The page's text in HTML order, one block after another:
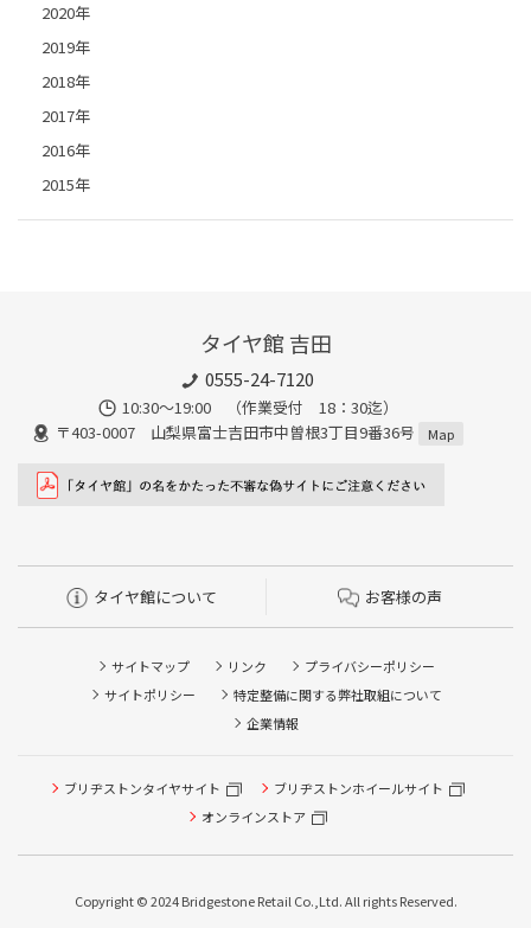
2020年
2019年
2018年
2017年
2016年
2015年
タイヤ館 吉田
0555-24-7120
10:30～19:00 （作業受付 18：30迄）
〒403-0007 山梨県富士吉田市中曽根3丁目9番36号
Map
タイヤ館について お客様の声
サイトマップ リンク
プライバシーポリシー
サイトポリシー
特定整備に関する弊社取組について
企業情報
ブリヂストンタイヤサイト
ブリヂストンホイールサイト
オンラインストア
Copyright © 2024 Bridgestone Retail Co.,Ltd. All rights Reserved.
タイヤ点検・安全点検/タイヤ履き替え/オイル交換/その他
ピット作業の予約
本日のタイヤ履き替え順番待ち予約 ※クローク契約会員の